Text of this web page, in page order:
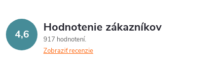
4,6 Hodnotenie zákazníkov
917 hodnotení
Zobraziť recenzie